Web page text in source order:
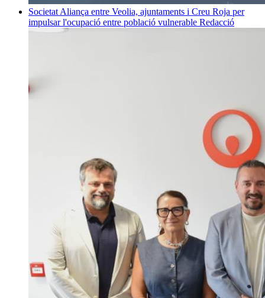
Societat Aliança entre Veolia, ajuntaments i Creu Roja per
impulsar l'ocupació entre població vulnerable Redacció